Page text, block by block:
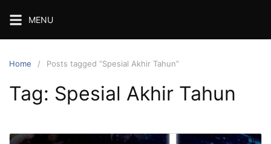
content
MENU
Home Posts tagged “Spesial Akhir Tahun”
Tag: Spesial Akhir Tahun